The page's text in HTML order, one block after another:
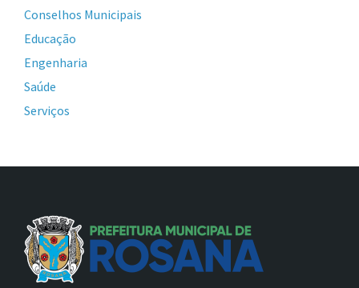
Conselhos Municipais
Educação
Engenharia
Saúde
Serviços